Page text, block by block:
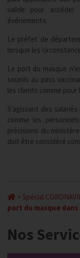
valide pour accéder
événements.
Le préfet de
lorsque les
Le port du masque
soumis au pass
les clients comme pour
S’agissant des
comme les
précisions du
doit être considéré
> Spécial
port du masque dans
Nos